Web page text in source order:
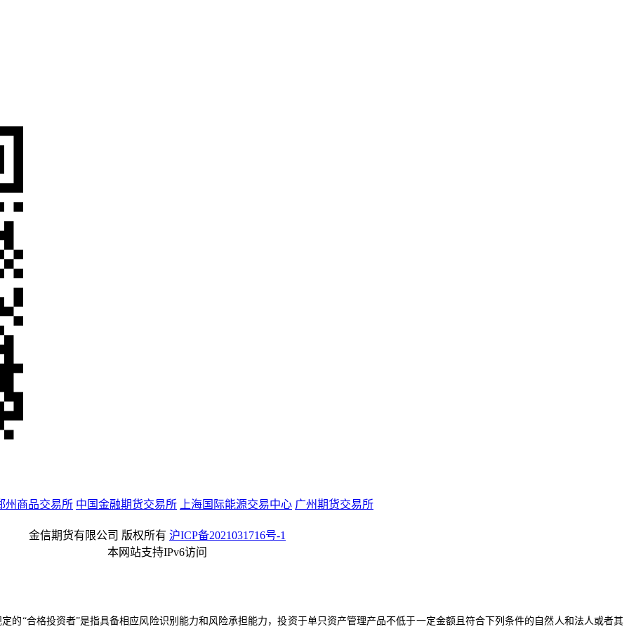
州商品交易所 中国金融期货交易所 上海国际能源交易中心 广州期货交易所
金信期货有限公司 版权所有 沪ICP备2021031716号-1
本网站支持IPv6访问
的“合格投资者”是指具备相应风险识别能力和风险承担能力，投资于单只资产管理产品不低于一定金额且符合下列条件的自然人和法人或者其